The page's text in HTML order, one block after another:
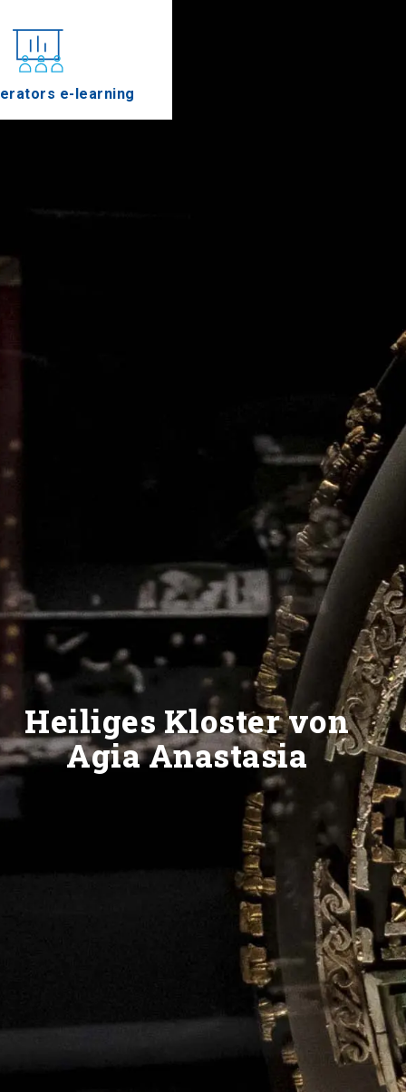
e-learning
Heiliges Kloster von
Agia Anastasia